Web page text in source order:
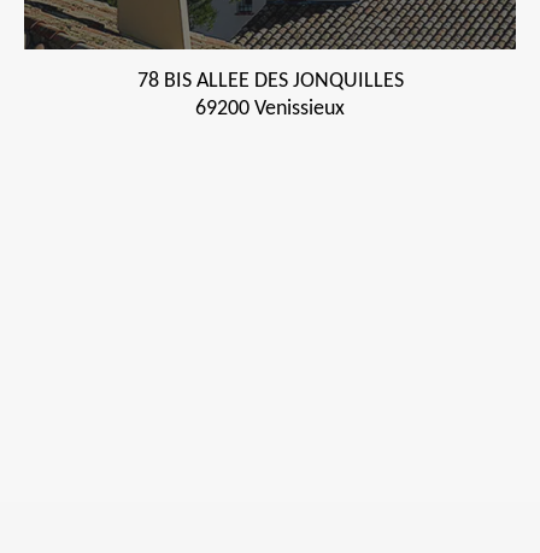
78 BIS ALLEE DES JONQUILLES
69200 Venissieux